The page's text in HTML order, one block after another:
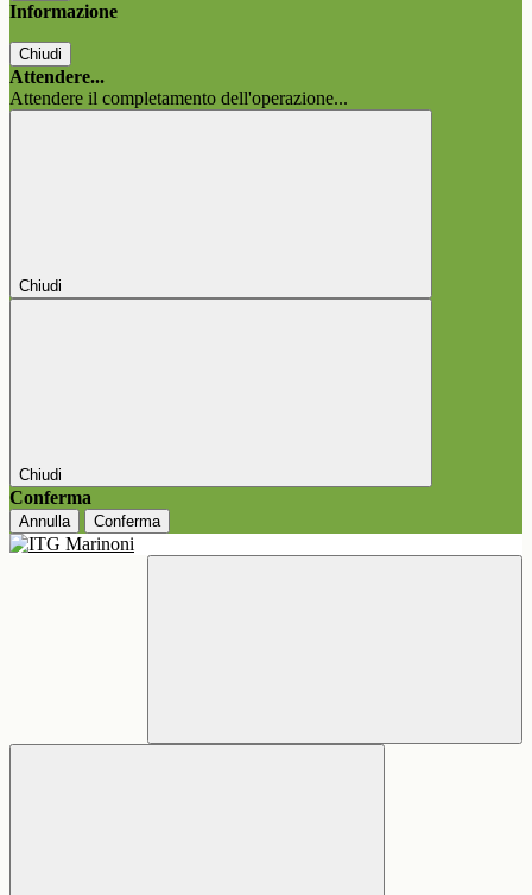
Informazione
Chiudi
Attendere...
Attendere il completamento dell'operazione...
Chiudi
Chiudi
Conferma
Annulla Conferma